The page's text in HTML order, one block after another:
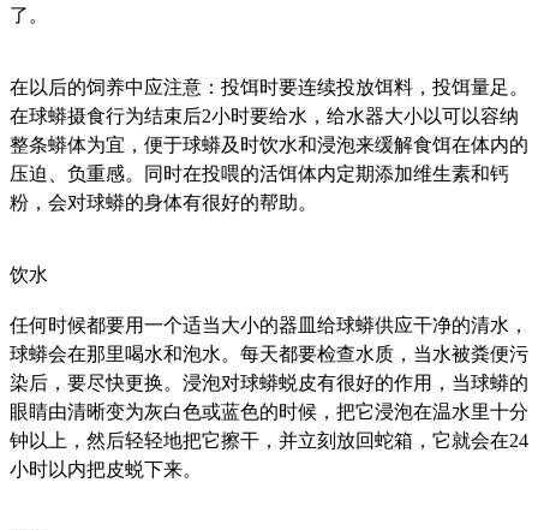
了。
在以后的饲养中应注意：投饵时要连续投放饵料，投饵量足。
在球蟒摄食行为结束后2小时要给水，给水器大小以可以容纳
整条蟒体为宜，便于球蟒及时饮水和浸泡来缓解食饵在体内的
压迫、负重感。同时在投喂的活饵体内定期添加维生素和钙
粉，会对球蟒的身体有很好的帮助。
饮水
任何时候都要用一个适当大小的器皿给球蟒供应干净的清水，
球蟒会在那里喝水和泡水。每天都要检查水质，当水被粪便污
染后，要尽快更换。浸泡对球蟒蜕皮有很好的作用，当球蟒的
眼睛由清晰变为灰白色或蓝色的时候，把它浸泡在温水里十分
钟以上，然后轻轻地把它擦干，并立刻放回蛇箱，它就会在24
小时以内把皮蜕下来。